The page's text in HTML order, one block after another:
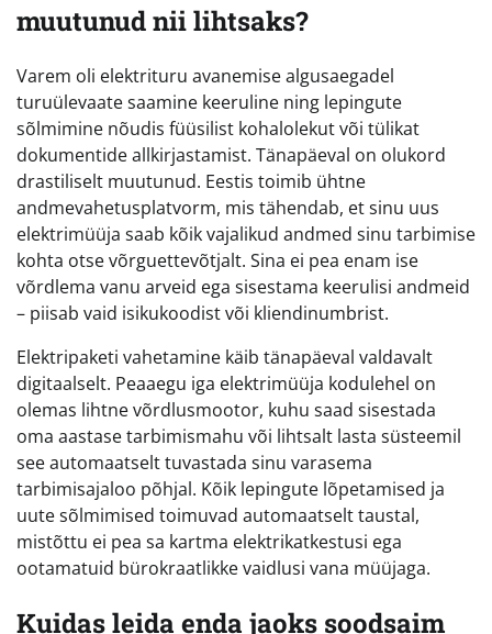
muutunud nii lihtsaks?
Varem oli elektrituru avanemise algusaegadel
turuülevaate saamine keeruline ning lepingute
sõlmimine nõudis füüsilist kohalolekut või tülikat
dokumentide allkirjastamist. Tänapäeval on olukord
drastiliselt muutunud. Eestis toimib ühtne
andmevahetusplatvorm, mis tähendab, et sinu uus
elektrimüüja saab kõik vajalikud andmed sinu tarbimise
kohta otse võrguettevõtjalt. Sina ei pea enam ise
võrdlema vanu arveid ega sisestama keerulisi andmeid
– piisab vaid isikukoodist või kliendinumbrist.
Elektripaketi vahetamine käib tänapäeval valdavalt
digitaalselt. Peaaegu iga elektrimüüja kodulehel on
olemas lihtne võrdlusmootor, kuhu saad sisestada
oma aastase tarbimismahu või lihtsalt lasta süsteemil
see automaatselt tuvastada sinu varasema
tarbimisajaloo põhjal. Kõik lepingute lõpetamised ja
uute sõlmimised toimuvad automaatselt taustal,
mistõttu ei pea sa kartma elektrikatkestusi ega
ootamatuid bürokraatlikke vaidlusi vana müüjaga.
Kuidas leida enda jaoks soodsaim